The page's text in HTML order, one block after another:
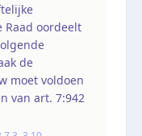
Raad oordeelt
de
moet voldoen
van art. 7:942